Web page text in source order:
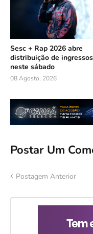
Sesc + Rap 2026 abre
distribuição de ingressos
neste sábado
08 Agosto, 2026
Postar Um
Postagem Anterior